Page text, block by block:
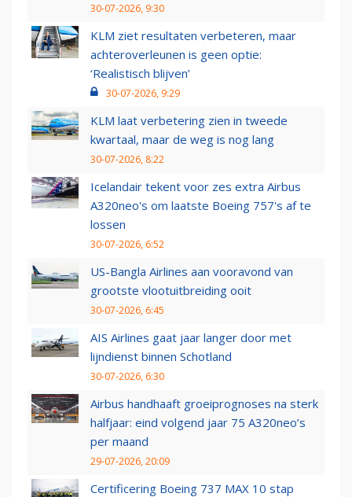
30-07-2026, 9:30
KLM ziet resultaten verbeteren, maar
achteroverleunen is geen optie:
‘Realistisch blijven’
30-07-2026, 9:29
KLM laat verbetering zien in tweede
kwartaal, maar de weg is nog lang
30-07-2026, 8:22
Icelandair tekent voor zes extra Airbus
A320neo's om laatste Boeing 757's af te
lossen
30-07-2026, 6:52
US-Bangla Airlines aan vooravond van
grootste vlootuitbreiding ooit
30-07-2026, 6:45
AIS Airlines gaat jaar langer door met
lijndienst binnen Schotland
30-07-2026, 6:30
Airbus handhaaft groeiprognoses na sterk
halfjaar: eind volgend jaar 75 A320neo’s
per maand
29-07-2026, 20:09
Certificering Boeing 737 MAX 10 stap